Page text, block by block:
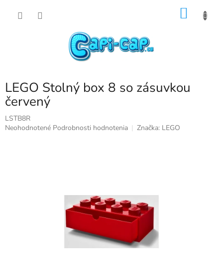
LEGO Stolný box 8 so zásuvkou
červený
LSTB8R
Priemerné
Neohodnotené Podrobnosti hodnotenia Značka: LEGO